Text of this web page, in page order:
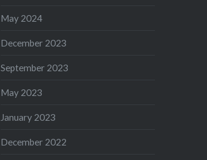
May 2024
December 2023
September 2023
May 2023
January 2023
December 2022